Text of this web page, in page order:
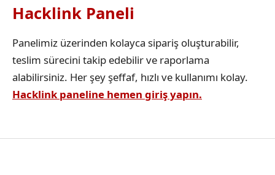
Hacklink Paneli
Panelimiz üzerinden kolayca sipariş oluşturabilir,
teslim sürecini takip edebilir ve raporlama
alabilirsiniz. Her şey şeffaf, hızlı ve kullanımı kolay.
Hacklink paneline hemen giriş yapın.